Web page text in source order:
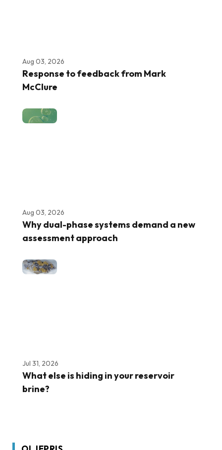
Aug 03, 2026
Response to feedback from Mark
McClure
Aug 03, 2026
Why dual-phase systems demand a new
assessment approach
Jul 31, 2026
What else is hiding in your reservoir
brine?